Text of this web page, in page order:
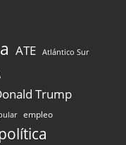
ATE Atlántico Sur
Trump
empleo